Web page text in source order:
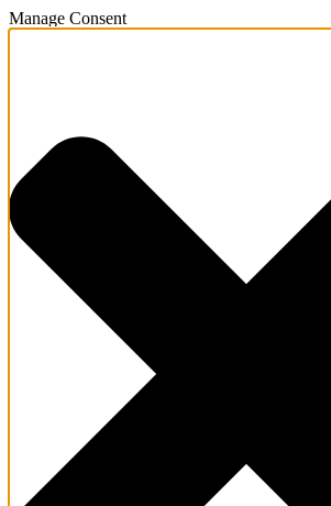
Manage Consent